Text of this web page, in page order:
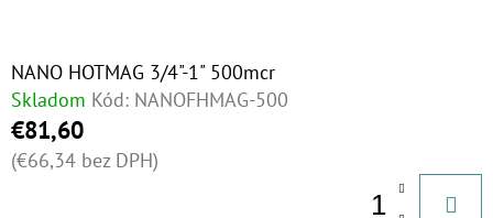
NANO HOTMAG 3/4"-1" 500mcr
Skladom Kód: NANOFHMAG-500
€81,60
(€66,34 bez DPH)